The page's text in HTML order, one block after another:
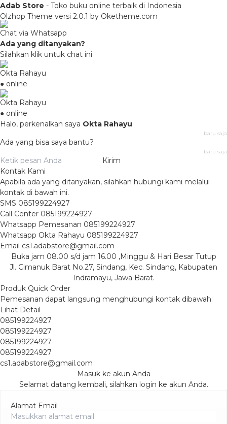
Adab Store - Toko buku online terbaik di Indonesia
Olzhop Theme versi 2.0.1 by Oketheme.com
Chat via Whatsapp
Ada yang ditanyakan?
Silahkan klik untuk chat ini
Okta Rahayu
● online
Okta Rahayu
● online
Halo, perkenalkan saya Okta Rahayu
baru saja
Ada yang bisa saya bantu?
baru saja
Kirim
Kontak Kami
Apabila ada yang ditanyakan, silahkan hubungi kami melalui
kontak di bawah ini.
SMS 085199224927
Call Center 085199224927
Whatsapp Pemesanan 085199224927
Whatsapp Okta Rahayu 085199224927
Email cs1.adabstore@gmail.com
Buka jam 08.00 s/d jam 16.00 ,Minggu & Hari Besar Tutup
Jl. Cimanuk Barat No.27, Sindang, Kec. Sindang, Kabupaten
Indramayu, Jawa Barat.
Produk Quick Order
Pemesanan dapat langsung menghubungi kontak dibawah:
Lihat Detail
085199224927
085199224927
085199224927
085199224927
cs1.adabstore@gmail.com
Masuk ke akun Anda
Selamat datang kembali, silahkan login ke akun Anda.
Alamat Email